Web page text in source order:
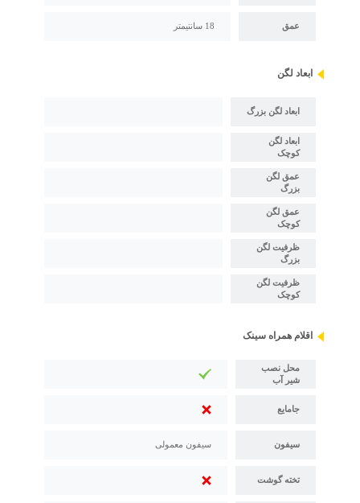
عمق 18 سانتیمتر
ابعاد لگن
ابعاد لگن بزرگ
ابعاد لگن
کوچک
عمق لگن
بزرگ
عمق لگن
کوچک
ظرفیت لگن
بزرگ
ظرفیت لگن
کوچک
اقلام همراه سینک
محل نصب
شیر آب
جامایع
سیفون سیفون معمولی
تخته گوشت